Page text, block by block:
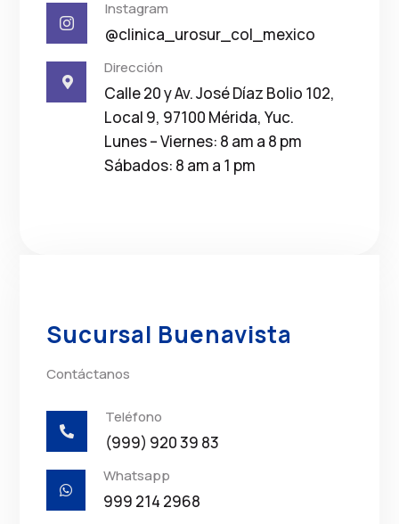

Instagram
@clinica_urosur_col_mexico

Dirección
Calle 20 y Av. José Díaz Bolio 102,
Local 9, 97100 Mérida, Yuc.
Lunes – Viernes: 8 am a 8 pm
Sábados: 8 am a 1 pm
Sucursal Buenavista
Contáctanos

Teléfono
(999) 920 39 83

Whatsapp
999 214 2968